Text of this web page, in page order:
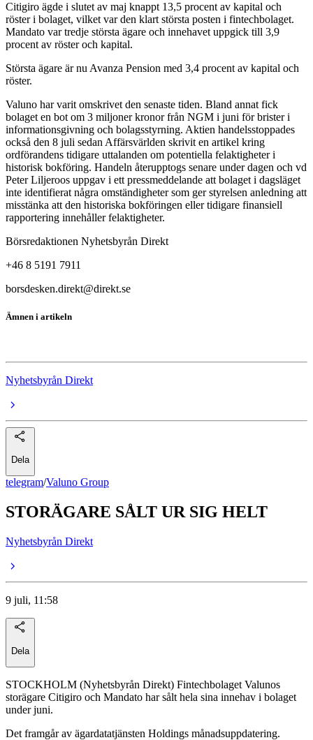
Citigiro ägde i slutet av maj knappt 13,5 procent av kapital och
röster i bolaget, vilket var den klart största posten i fintechbolaget.
Mandato var tredje största ägare och innehavet uppgick till 3,9
procent av röster och kapital.
Största ägare är nu Avanza Pension med 3,4 procent av kapital och
röster.
Valuno har varit omskrivet den senaste tiden. Bland annat fick
bolaget en bot om 3 miljoner kronor från NGM i juni för brister i
informationsgivning och bolagsstyrning. Aktien handelsstoppades
också den 8 juli sedan Affärsvärlden skrivit en artikel kring
ordförandens tidigare uttalanden om potentiella felaktigheter i
historisk bokföring. Handeln återupptogs senare under dagen och vd
Peter Liljeroos uppgav i ett pressmeddelande att bolaget i dagsläget
inte identifierat några omständigheter som ger styrelsen anledning att
misstänka att den historiska bokföringen eller tidigare finansiell
rapportering innehåller felaktigheter.
Börsredaktionen Nyhetsbyrån Direkt
+46 8 5191 7911
borsdesken.direkt@direkt.se
Ämnen i artikeln
Nyhetsbyrån Direkt
Dela
telegram/Valuno Group
STORÄGARE SÅLT UR SIG HELT
Nyhetsbyrån Direkt
9 juli, 11:58
Dela
STOCKHOLM (Nyhetsbyrån Direkt) Fintechbolaget Valunos
storägare Citigiro och Mandato har sålt hela sina innehav i bolaget
under juni.
Det framgår av ägardatatjänsten Holdings månadsuppdatering.